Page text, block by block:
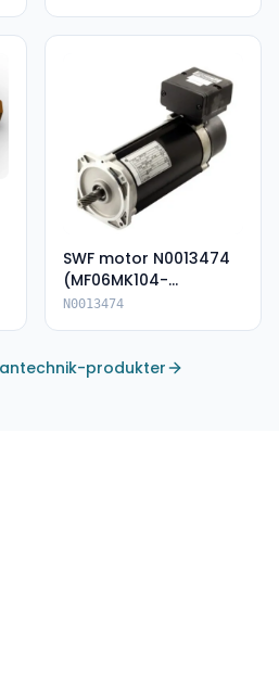
SWF motor N0013474
(MF06MK104-
136P85055--IP66)
N0013474
produkter